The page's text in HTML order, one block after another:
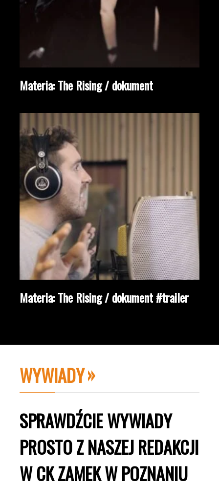
Materia: The Rising / dokument
Materia: The Rising / dokument #trailer
WYWIADY
SPRAWDŹCIE WYWIADY
PROSTO Z NASZEJ REDAKCJI
W CK ZAMEK W POZNANIU